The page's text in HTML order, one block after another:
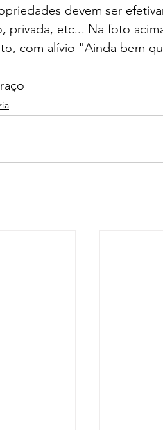
devem ser
privada, etc... Na foto
com alívio "Ainda bem